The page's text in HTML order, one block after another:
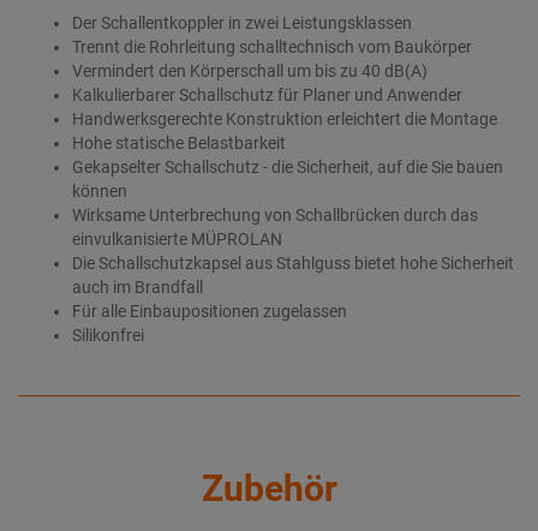
Der Schallentkoppler in zwei Leistungsklassen
Trennt die Rohrleitung schalltechnisch vom Baukörper
Vermindert den Körperschall um bis zu 40 dB(A)
Kalkulierbarer Schallschutz für Planer und Anwender
Handwerksgerechte Konstruktion erleichtert die Montage
Hohe statische Belastbarkeit
Gekapselter Schallschutz - die Sicherheit, auf die Sie bauen
können
Wirksame Unterbrechung von Schallbrücken durch das
einvulkanisierte MÜPROLAN
Die Schallschutzkapsel aus Stahlguss bietet hohe Sicherheit
auch im Brandfall
Für alle Einbaupositionen zugelassen
Silikonfrei
Zubehör